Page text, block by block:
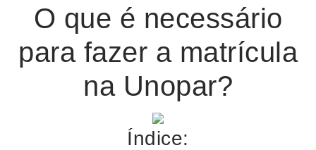
O que é necessário
para fazer a matrícula
na Unopar?
Índice: